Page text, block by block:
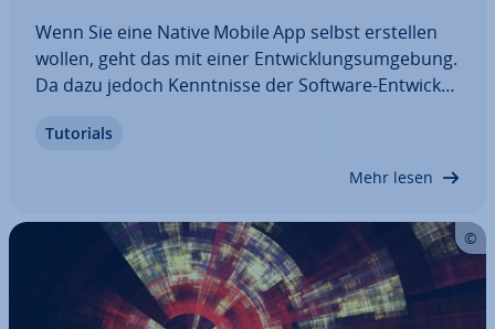
Wenn Sie eine Native Mobile App selbst erstellen
wollen, geht das mit einer Ent­wick­lungs­um­ge­bung.
Da dazu jedoch Kennt­nis­se der Software-Ent­wick­
keine Option für Anfänger dar. Un­er­fah­re­ne App-
Tutorials
Mehr lesen